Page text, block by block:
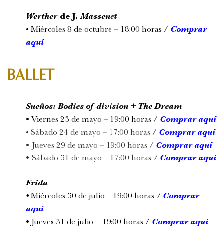
Wertherde J.Massenet
• Miércoles 8 de octubre – 18:00 horas / Comprar
aquí
BALLET
Sueños: Bodies of division + The Dream
• Viernes 23 de mayo – 19:00 horas / Comprar aquí
• Sábado 24 de mayo – 17:00 horas / Comprar aquí
•
Jueves 29 de mayo – 19:00 horas / Comprar aquí
• Sábado 31 de mayo – 17:00 horas / Comprar aquí
Frida
•Miércoles 30 de julio – 19:00 horas / Comprar
aquí
• Jueves 31 de julio – 19:00 horas / Comprar aquí